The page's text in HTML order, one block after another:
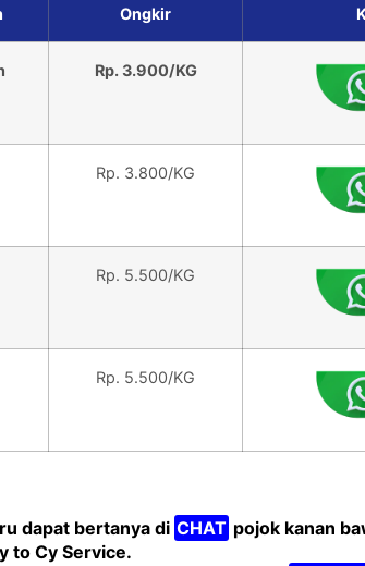
Ongkir
Rp. 3.900/KG
Rp. 3.800/KG
Rp. 5.500/KG
Rp. 5.500/KG
dapat bertanya di CHAT pojok kanan
to Cy Service.